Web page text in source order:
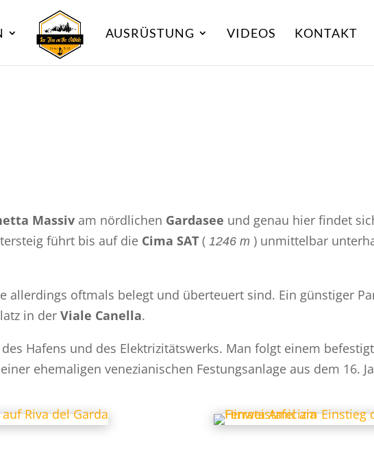
AUSRÜSTUNG VIDEOS KONTAKT
Massiv am nördlichen Gardasee und genau hier findet
führt bis auf die Cima SAT ( 1246 m ) unmittelbar
allerdings oftmals belegt und überteuert sind. Ein günstiger
in derViale Canella.
Hafens und des Elektrizitätswerks. Man folgt einem
ehemaligen venezianischen Festungsanlage aus dem 16.